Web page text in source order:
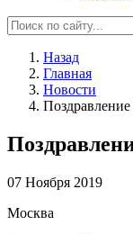
Назад
Главная
Новости
07 Ноября 2019
Москва